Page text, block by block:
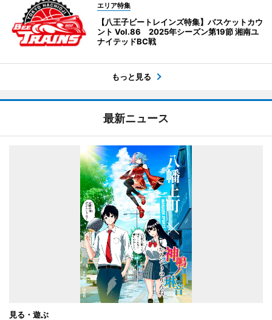
エリア特集
【八王子ビートレインズ特集】バスケットカウ
ント Vol.86 2025年シーズン第19節 湘南ユ
ナイテッドBC戦
もっと見る
最新ニュース
見る・遊ぶ